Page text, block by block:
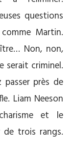
questions
Martin.
Non, non,
serait criminel.
passer près de
Liam Neeson
et le
de trois rangs.